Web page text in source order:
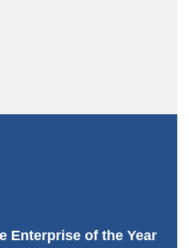
Enterprise of the Year